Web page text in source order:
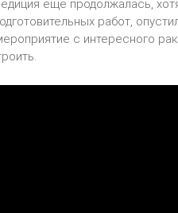
еще продолжалась,
работ,
с интересного